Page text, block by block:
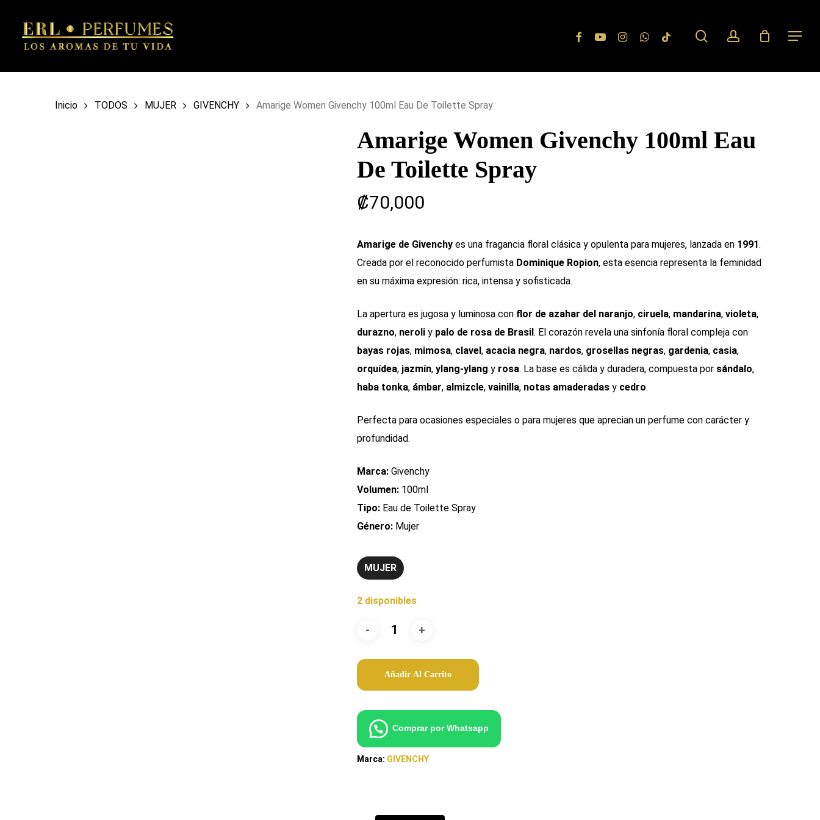
Menu
FacebookYoutubeInstagramWhatsapp
Tiktok searchaccount
Inicio TODOS MUJER GIVENCHY Amarige Women Givenchy 100ml Eau De Toilette Spray
Amarige Women Givenchy 100ml Eau
De Toilette Spray
₡70,000
Amarige de Givenchyes una fragancia floral clásica y opulenta para mujeres, lanzada en 1991.
Creada por el reconocido perfumista Dominique Ropion, esta esencia representa la feminidad
en su máxima expresión: rica, intensa y sofisticada.
La apertura es jugosa y luminosa con flor de azahar del naranjo, ciruela, mandarina, violeta,
durazno, neroliy palo de rosa de Brasil. El corazón revela una sinfonía floral compleja con
bayas rojas, mimosa, clavel, acacia negra, nardos, grosellas negras, gardenia, casia,
orquídea, jazmín, ylang-ylang y rosa. La base es cálida y duradera, compuesta por sándalo,
haba tonka, ámbar, almizcle, vainilla, notas amaderadasy cedro.
Perfecta para ocasiones especiales o para mujeres que aprecian un perfume con carácter y
profundidad.
Marca:Givenchy
Volumen:100ml
Tipo:Eau de Toilette Spray
Género:Mujer
MUJER
2 disponibles
Añadir Al Carrito
Comprar por Whatsapp
Marca: GIVENCHY